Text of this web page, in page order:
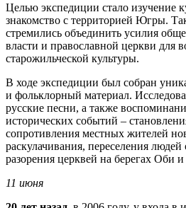
Целью экспедиции стало изучение
знакомство с территорией Югры.
стремились объединить усилия
власти и православной церкви для
старожильческой культуры.
В ходе экспедиции был собран
и фольклорный материал.
русские песни, а также
исторических событий –
сопротивления местных жителей
раскулачивания, переселения
разорения церквей на берегах Оби
11 июня